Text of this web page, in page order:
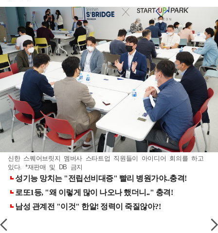
신한 스퀘어브릿지 멤버사 스타트업 직원들이 아이디어 회의를 하고
있다. *재판매 및 DB 금지